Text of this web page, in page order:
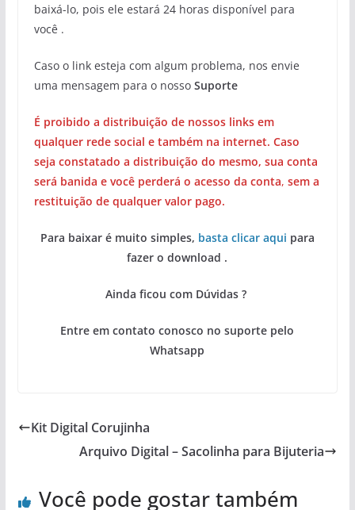
baixá-lo, pois ele estará 24 horas disponível para
você .
Caso o link esteja com algum problema, nos envie
uma mensagem para o nosso Suporte
É proibido a distribuição de nossos links em
qualquer rede social e também na internet. Caso
seja constatado a distribuição do mesmo, sua conta
será banida e você perderá o acesso da conta, sem a
restituição de qualquer valor pago.
Para baixar é muito simples, basta clicar aqui para
fazer o download .
Ainda ficou com Dúvidas ?
Entre em contato conosco no suporte pelo
Whatsapp
Kit Digital Corujinha
Arquivo Digital – Sacolinha para Bijuteria
Você pode gostar também